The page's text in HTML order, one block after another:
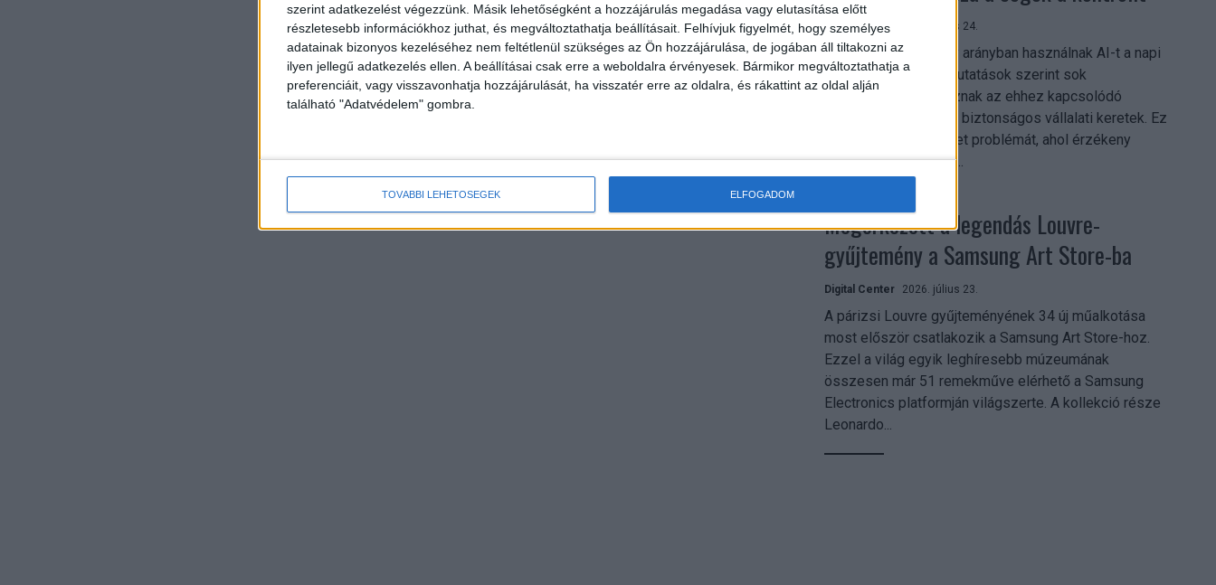
szerint adatkezelést végezzünk. Másik lehetőségként a hozzájárulás megadása vagy elutasítása előtt
részletesebb információkhoz juthat, és megváltoztathatja beállításait. Felhívjuk figyelmét, hogy személyes
adatainak bizonyos kezeléséhez nem feltétlenül szükséges az Ön hozzájárulása, de jogában áll tiltakozni az
ilyen jellegű adatkezelés ellen. A beállításai csak erre a weboldalra érvényesek. Bármikor megváltoztathatja a
preferenciáit, vagy visszavonhatja hozzájárulását, ha visszatér erre az oldalra, és rákattint az oldal alján
található "Adatvédelem" gombra.
TOVÁBBI LEHETŐSÉGEK ELFOGADOM
Digital Center 2026. július 24.
A munkavállalók nagy arányban használnak AI-t a napi
munkában, ám friss kutatások szerint sok
szervezetnél hiányoznak az ehhez kapcsolódó
világos irányelvek és biztonságos vállalati keretek. Ez
különösen ott jelenthet problémát, ahol érzékeny
üzleti információkkal...
Megérkezett a legendás Louvre-
gyűjtemény a Samsung Art Store-ba
Digital Center 2026. július 23.
A párizsi Louvre gyűjteményének 34 új műalkotása
most először csatlakozik a Samsung Art Store-hoz.
Ezzel a világ egyik leghíresebb múzeumának
összesen már 51 remekműve elérhető a Samsung
Electronics platformján világszerte. A kollekció része
Leonardo...